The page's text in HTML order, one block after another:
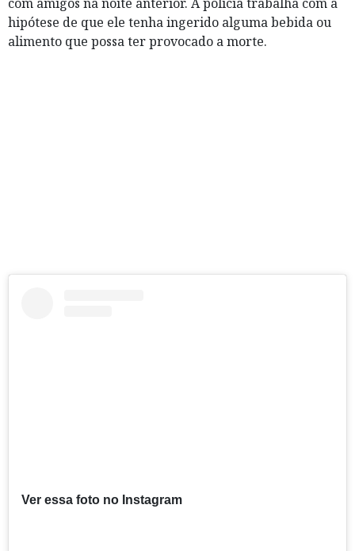
hipótese de que ele tenha ingerido alguma bebida ou
alimento que possa ter provocado a morte.
Ver essa foto no Instagram